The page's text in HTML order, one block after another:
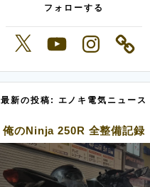
フォローする
X YouTubeInstagram
最新の投稿: エノキ電気ニュース
俺のNinja 250R 全整備記録